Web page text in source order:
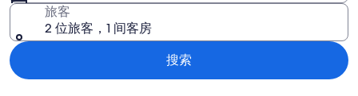
旅客
2 位旅客，1 间客房
搜索